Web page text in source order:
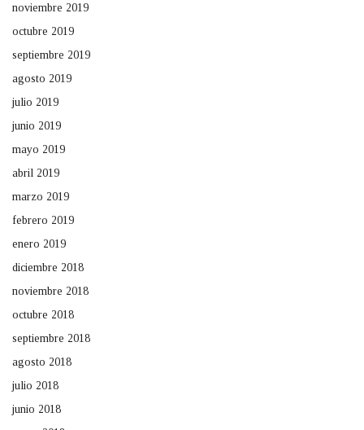
noviembre 2019
octubre 2019
septiembre 2019
agosto 2019
julio 2019
junio 2019
mayo 2019
abril 2019
marzo 2019
febrero 2019
enero 2019
diciembre 2018
noviembre 2018
octubre 2018
septiembre 2018
agosto 2018
julio 2018
junio 2018